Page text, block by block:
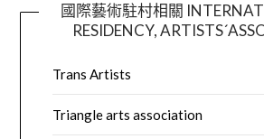
國際藝術駐村相關
RESIDENCY,
Trans Artists
Triangle arts association